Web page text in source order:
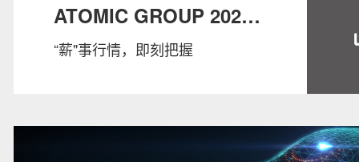
ATOMIC GROUP 2023
SALARY GUIDE
“薪"事行情，即刻把握